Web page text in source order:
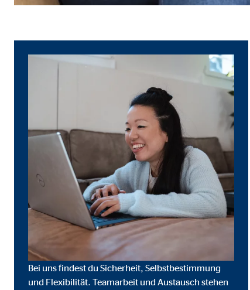
Bei uns findest du Sicherheit, Selbstbestimmung
und Flexibilität. Teamarbeit und Austausch stehen
Cookie Laufzeit:
Adform | Empfänger: OVB, Adform A/S
Name:
Anbieter:
Zweck:
Cookie Laufzeit: